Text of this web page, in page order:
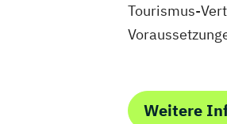
Tourismus-
Weitere